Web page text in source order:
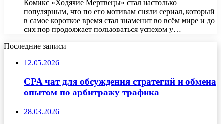
Комикс «Ходячие Мертвецы» стал настолько
популярным, что по его мотивам сняли сериал, который
в самое короткое время стал знаменит во всём мире и до
сих пор продолжает пользоваться успехом у…
Последние записи
12.05.2026
CPA чат для обсуждения стратегий и обмена
опытом по арбитражу трафика
28.03.2026